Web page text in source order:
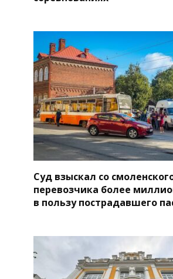
Суд взыскал со
перевозчика более
в пользу пострадавшего